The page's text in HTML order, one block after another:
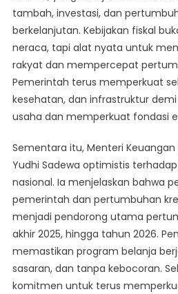
tambah, investasi, dan
berkelanjutan. Kebijakan fiskal
neraca, tapi alat nyata untuk
rakyat dan mempercepat
Pemerintah terus memperkuat
kesehatan, dan infrastruktur
usaha dan memperkuat fondasi
Sementara itu, Menteri
Yudhi Sadewa optimistis
nasional. Ia menjelaskan bahwa
pemerintah dan pertumbuhan
menjadi pendorong utama
akhir 2025, hingga tahun 2026.
memastikan program belanja
sasaran, dan tanpa kebocoran.
komitmen untuk terus